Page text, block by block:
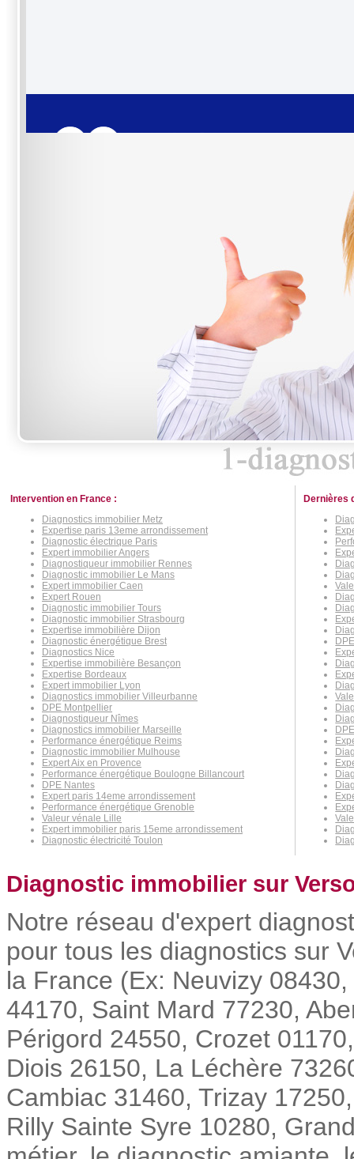
Intervention en France :
Diagnostics immobilier Metz
Expertise paris 13eme arrondissement
Diagnostic électrique Paris
Expert immobilier Angers
Diagnostiqueur immobilier Rennes
Diagnostic immobilier Le Mans
Expert immobilier Caen
Expert Rouen
Diagnostic immobilier Tours
Diagnostic immobilier Strasbourg
Expertise immobilière Dijon
Diagnostic énergétique Brest
Diagnostics Nice
Expertise immobilière Besançon
Expertise Bordeaux
Expert immobilier Lyon
Diagnostics immobilier Villeurbanne
DPE Montpellier
Diagnostiqueur Nîmes
Diagnostics immobilier Marseille
Performance énergétique Reims
Diagnostic immobilier Mulhouse
Expert Aix en Provence
Performance énergétique Boulogne Billancourt
DPE Nantes
Expert paris 14eme arrondissement
Performance énergétique Grenoble
Valeur vénale Lille
Expert immobilier paris 15eme arrondissement
Diagnostic électricité Toulon
Dernières
Diagnostic immobilier sur
Notre réseau d'expert
pour tous les diagnostics sur
la France (Ex: Neuvizy
44170, Saint Mard 77230,
Périgord 24550, Crozet
Diois 26150, La Léchère
Cambiac 31460, Trizay
Rilly Sainte Syre 10280,